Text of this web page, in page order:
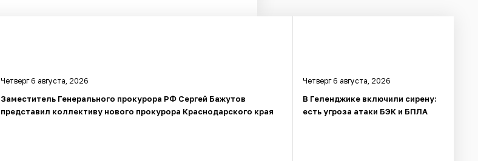
Четверг 6 августа, 2026
Заместитель Генерального прокурора РФ Сергей Бажутов
представил коллективу нового прокурора Краснодарского края
Четверг 6 августа, 2026
В Геленджике включили сирену:
есть угроза атаки БЭК и БПЛА